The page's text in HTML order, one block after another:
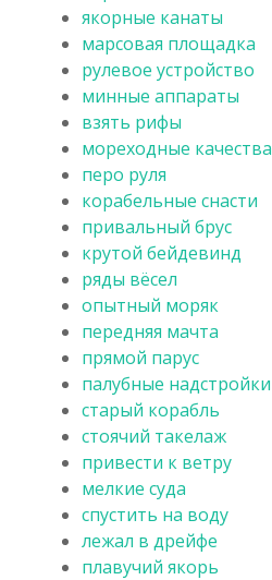
якорные канаты
марсовая площадка
рулевое устройство
минные аппараты
взять рифы
мореходные качества
перо руля
корабельные снасти
привальный брус
крутой бейдевинд
ряды вёсел
опытный моряк
передняя мачта
прямой парус
палубные надстройки
старый корабль
стоячий такелаж
привести к ветру
мелкие суда
спустить на воду
лежал в дрейфе
плавучий якорь